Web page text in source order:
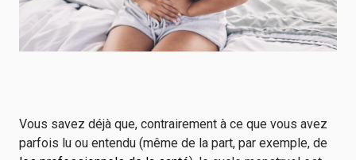
Vous savez déjà que, contrairement à ce que vous avez
parfois lu ou entendu (même de la part, par exemple, de